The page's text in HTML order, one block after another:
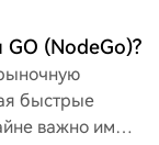
(NodeGo)?
быстрые
важно иметь